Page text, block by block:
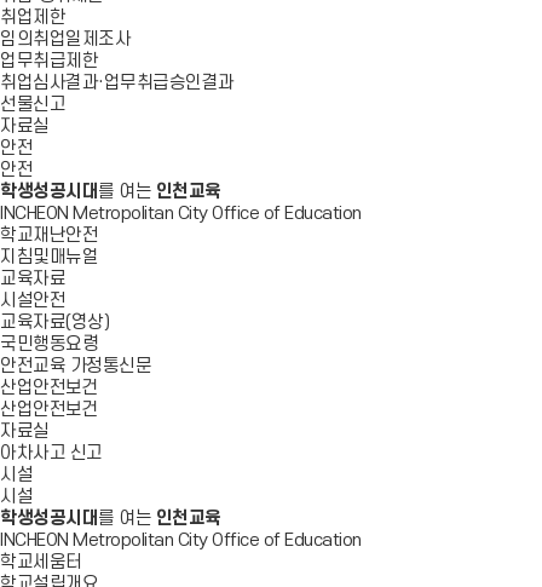
취업제한
임의취업일제조사
업무취급제한
취업심사결과·업무취급승인결과
선물신고
자료실
안전
안전
학생성공시대 를 여는 인천교육
INCHEON Metropolitan City Office of Education
학교재난안전
지침및매뉴얼
교육자료
시설안전
교육자료(영상)
국민행동요령
안전교육 가정통신문
산업안전보건
산업안전보건
자료실
아차사고 신고
시설
시설
학생성공시대 를 여는 인천교육
INCHEON Metropolitan City Office of Education
학교세움터